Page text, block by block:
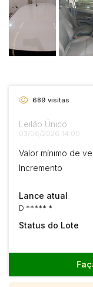
689 visitas
Leilão Único
03/06/2026 14:00
Valor mínimo de
Incremento
Lance atual
D ***** *
Status do Lote